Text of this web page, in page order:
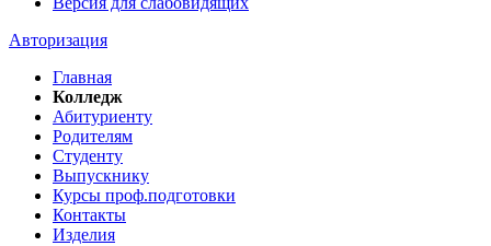
Авторизация
Главная
Колледж
Абитуриенту
Родителям
Студенту
Выпускнику
Курсы проф.подготовки
Контакты
Изделия